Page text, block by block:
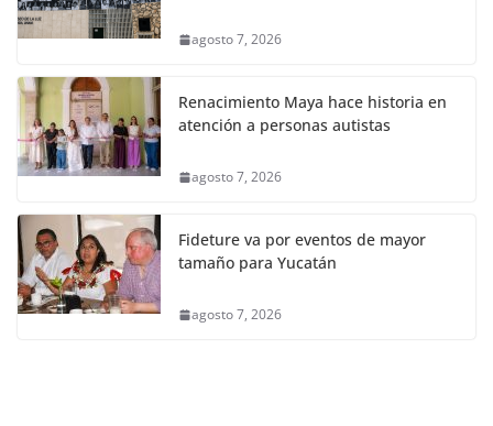
agosto 7, 2026
Renacimiento Maya hace historia en
atención a personas autistas
agosto 7, 2026
Fideture va por eventos de mayor
tamaño para Yucatán
agosto 7, 2026